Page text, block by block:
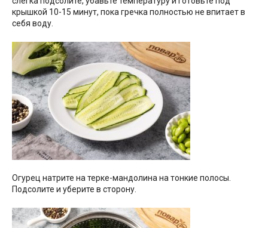
крышкой 10-15 минут, пока гречка полностью не впитает в
себя воду.
Огурец натрите на терке-мандолина на тонкие полосы.
Подсолите и уберите в сторону.